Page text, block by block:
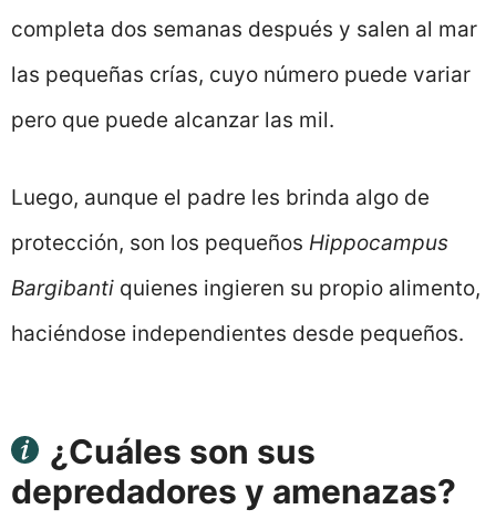
completa dos semanas después y salen al mar
las pequeñas crías, cuyo número puede variar
pero que puede alcanzar las mil.
Luego, aunque el padre les brinda algo de
protección, son los pequeños Hippocampus
Bargibanti quienes ingieren su propio alimento,
haciéndose independientes desde pequeños.
¿Cuáles son sus
depredadores y amenazas?